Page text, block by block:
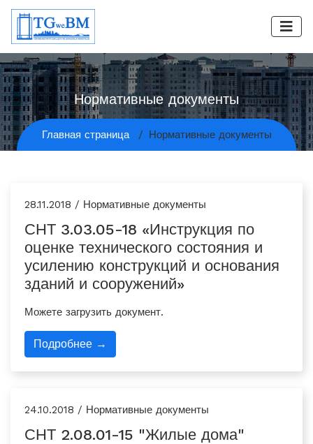
Нормативные документы
Главная страница Нормативные документы
28.11.2018 / Нормативные документы
СНТ 3.03.05-18 «Инструкция по
оценке технического состояния и
усилению конструкций и основания
зданий и сооружений»
Можете загрузить документ.
Подробнее →
24.10.2018 / Нормативные документы
СНТ 2.08.01-15 "Жилые дома"